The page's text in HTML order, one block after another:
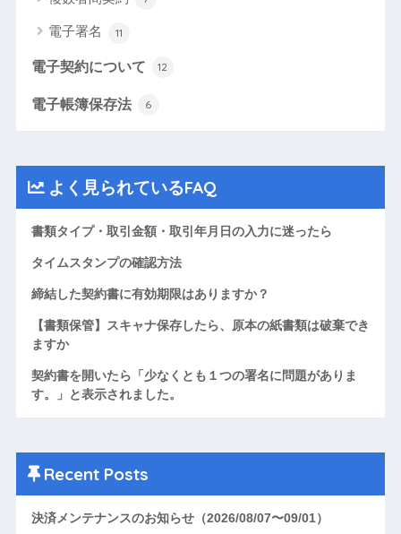
電子署名 11
電子契約について 12
電子帳簿保存法 6
よく見られているFAQ
書類タイプ・取引金額・取引年月日の入力に迷ったら
タイムスタンプの確認方法
締結した契約書に有効期限はありますか？
【書類保管】スキャナ保存したら、原本の紙書類は破棄でき
ますか
契約書を開いたら「少なくとも１つの署名に問題がありま
す。」と表示されました。
Recent Posts
決済メンテナンスのお知らせ（2026/08/07〜09/01）